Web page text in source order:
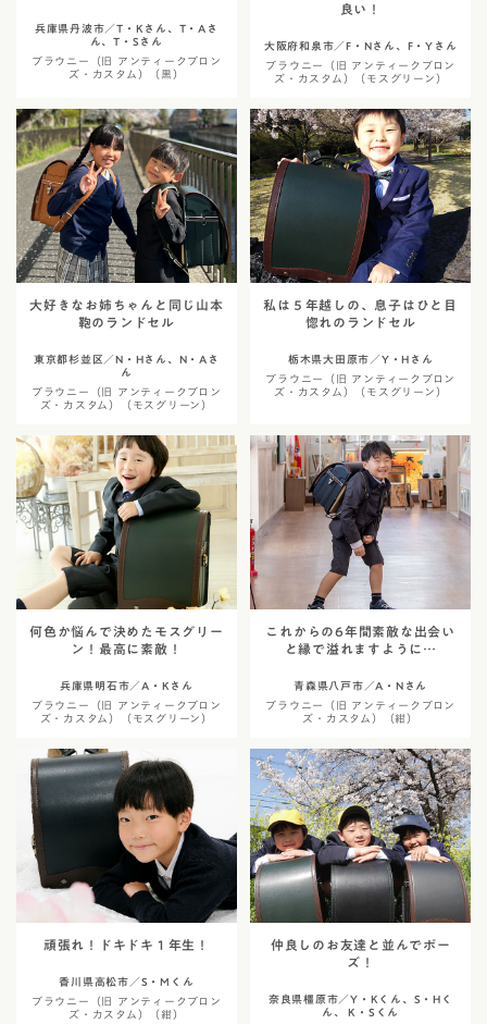
兵庫県丹波市／T・Kさん、T・Aさ
ん、T・Sさん
ブラウニー（旧 アンティークブロン
ズ・カスタム）（黒）
良い！
大阪府和泉市／F・Nさん、F・Yさん
ブラウニー（旧 アンティークブロン
ズ・カスタム）（モスグリーン）
大好きなお姉ちゃんと同じ山本
鞄のランドセル
東京都杉並区／N・Hさん、N・Aさ
ん
ブラウニー（旧 アンティークブロン
ズ・カスタム）（モスグリーン）
私は５年越しの、息子はひと目
惚れのランドセル
栃木県大田原市／Y・Hさん
ブラウニー（旧 アンティークブロン
ズ・カスタム）（モスグリーン）
何色か悩んで決めたモスグリー
ン！最高に素敵！
兵庫県明石市／A・Kさん
ブラウニー（旧 アンティークブロン
ズ・カスタム）（モスグリーン）
これからの6年間素敵な出会い
と縁で溢れますように…
青森県八戸市／A・Nさん
ブラウニー（旧 アンティークブロン
ズ・カスタム）（紺）
頑張れ！ドキドキ１年生！
香川県高松市／S・Mくん
ブラウニー（旧 アンティークブロン
ズ・カスタム）（紺）
仲良しのお友達と並んでポー
ズ！
奈良県橿原市／Y・Kくん、S・Hく
ん、 K・Sくん